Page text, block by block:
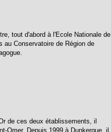
tout d'abord à l'Ecole Nationale de
au Conservatoire de Région de
de ces deux établissements, il
Omer. Depuis 1999 à Dunkerque, il